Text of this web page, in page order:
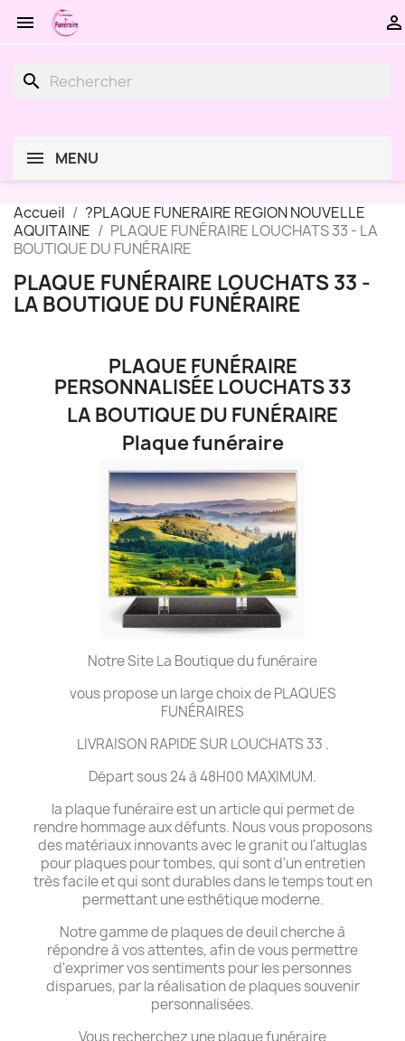
 
search
MENU
Accueil
?PLAQUE FUNERAIRE REGION NOUVELLE
AQUITAINE
PLAQUE FUNÉRAIRE LOUCHATS 33 - LA
BOUTIQUE DU FUNÉRAIRE
PLAQUE FUNÉRAIRE LOUCHATS 33 -
LA BOUTIQUE DU FUNÉRAIRE
PLAQUE FUNÉRAIRE
PERSONNALISÉE LOUCHATS 33
LA BOUTIQUE DU FUNÉRAIRE
Plaque funéraire
Notre Site La Boutique du funéraire
vous propose un large choix de PLAQUES
FUNÉRAIRES
LIVRAISON RAPIDE SUR LOUCHATS 33 .
Départ sous 24 à 48H00 MAXIMUM.
la plaque funéraire est un article qui permet de
rendre hommage aux défunts. Nous vous proposons
des matériaux innovants avec le granit ou l'altuglas
pour plaques pour tombes, qui sont d'un entretien
très facile et qui sont durables dans le temps tout en
permettant une esthétique moderne.
Notre gamme de plaques de deuil cherche à
répondre à vos attentes, afin de vous permettre
d'exprimer vos sentiments pour les personnes
disparues, par la réalisation de plaques souvenir
personnalisées.
Vous recherchez une plaque funéraire